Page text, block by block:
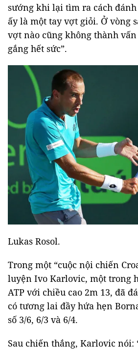
sướng khi lại tìm ra cách
ấy là một tay vợt giỏi. Ở vòng
vợt nào cũng không thành
gắng hết sức”.
Lukas Rosol.
Trong một “cuộc nội chiến
luyện Ivo Karlovic, một trong
ATP với chiều cao 2m 13, đã
có tương lai đầy hứa hẹn
số 3/6, 6/3 và 6/4.
Sau chiến thắng, Karlovic